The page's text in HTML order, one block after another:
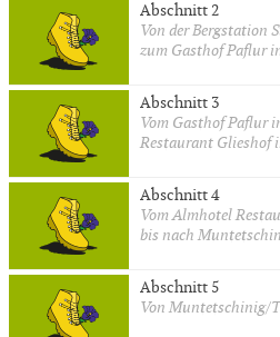
Abschnitt 2
Von der Bergstation
zum Gasthof Paflur
Abschnitt 3
Vom Gasthof Paflur
Restaurant Glieshof
Abschnitt 4
Vom Almhotel
bis nach
Abschnitt 5
Von Muntetschinig/